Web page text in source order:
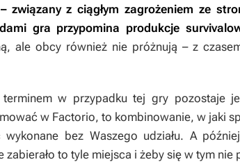
związany z ciągłym zagrożeniem ze
gra przypomina produkcje
ale obcy również nie próżnują – z
terminem w przypadku tej gry pozostaje
w Factorio, to kombinowanie, w jaki
wykonane bez Waszego udziału. A
zabierało to tyle miejsca i żeby się w tym nie